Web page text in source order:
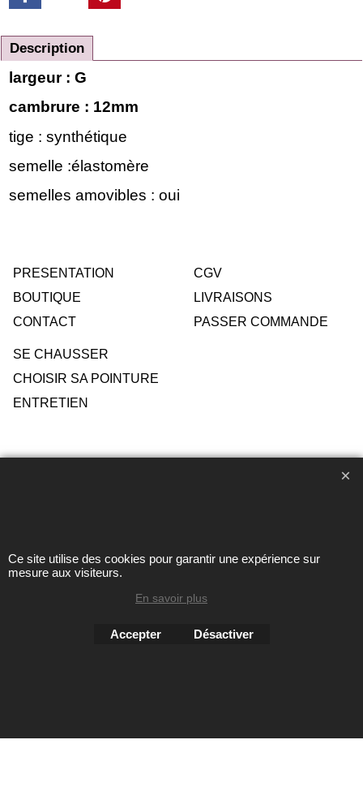
Description
largeur : G
cambrure : 12mm
tige : synthétique
semelle :élastomère
semelles amovibles : oui
PRESENTATION
BOUTIQUE
CONTACT
CGV
LIVRAISONS
PASSER COMMANDE
SE CHAUSSER
CHOISIR SA POINTURE
ENTRETIEN
avec le logiciel
eCommerce ShopFactory
Ce site utilise des cookies pour garantir une expérience sur
mesure aux visiteurs.
En savoir plus
Accepter Désactiver